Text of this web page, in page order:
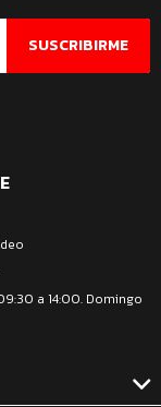
a 14:00. Domingo
SUSCRIBIRME